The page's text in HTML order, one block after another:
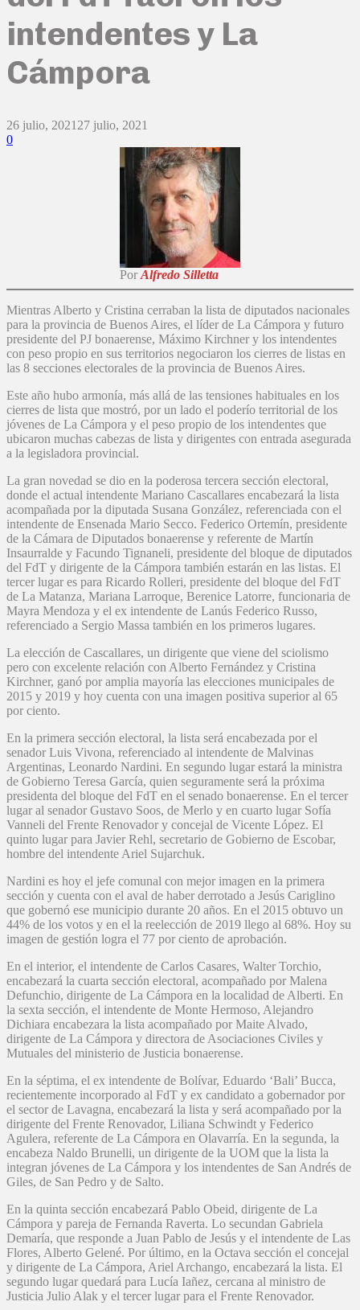
intendentes y La
Cámpora
26 julio, 2021 27 julio, 2021
0
Por Alfredo Silletta
Mientras Alberto y Cristina cerraban la lista de diputados nacionales
para la provincia de Buenos Aires, el líder de La Cámpora y futuro
presidente del PJ bonaerense, Máximo Kirchner y los intendentes
con peso propio en sus territorios negociaron los cierres de listas en
las 8 secciones electorales de la provincia de Buenos Aires.
Este año hubo armonía, más allá de las tensiones habituales en los
cierres de lista que mostró, por un lado el poderío territorial de los
jóvenes de La Cámpora y el peso propio de los intendentes que
ubicaron muchas cabezas de lista y dirigentes con entrada asegurada
a la legisladora provincial.
La gran novedad se dio en la poderosa tercera sección electoral,
donde el actual intendente Mariano Cascallares encabezará la lista
acompañada por la diputada Susana González, referenciada con el
intendente de Ensenada Mario Secco. Federico Ortemín, presidente
de la Cámara de Diputados bonaerense y referente de Martín
Insaurralde y Facundo Tignaneli, presidente del bloque de diputados
del FdT y dirigente de la Cámpora también estarán en las listas. El
tercer lugar es para Ricardo Rolleri, presidente del bloque del FdT
de La Matanza, Mariana Larroque, Berenice Latorre, funcionaria de
Mayra Mendoza y el ex intendente de Lanús Federico Russo,
referenciado a Sergio Massa también en los primeros lugares.
La elección de Cascallares, un dirigente que viene del sciolismo
pero con excelente relación con Alberto Fernández y Cristina
Kirchner, ganó por amplia mayoría las elecciones municipales de
2015 y 2019 y hoy cuenta con una imagen positiva superior al 65
por ciento.
En la primera sección electoral, la lista será encabezada por el
senador Luis Vivona, referenciado al intendente de Malvinas
Argentinas, Leonardo Nardini. En segundo lugar estará la ministra
de Gobierno Teresa García, quien seguramente será la próxima
presidenta del bloque del FdT en el senado bonaerense. En el tercer
lugar al senador Gustavo Soos, de Merlo y en cuarto lugar Sofía
Vanneli del Frente Renovador y concejal de Vicente López. El
quinto lugar para Javier Rehl, secretario de Gobierno de Escobar,
hombre del intendente Ariel Sujarchuk.
Nardini es hoy el jefe comunal con mejor imagen en la primera
sección y cuenta con el aval de haber derrotado a Jesús Cariglino
que gobernó ese municipio durante 20 años. En el 2015 obtuvo un
44% de los votos y en el la reelección de 2019 llego al 68%. Hoy su
imagen de gestión logra el 77 por ciento de aprobación.
En el interior, el intendente de Carlos Casares, Walter Torchio,
encabezará la cuarta sección electoral, acompañado por Malena
Defunchio, dirigente de La Cámpora en la localidad de Alberti. En
la sexta sección, el intendente de Monte Hermoso, Alejandro
Dichiara encabezara la lista acompañado por Maite Alvado,
dirigente de La Cámpora y directora de Asociaciones Civiles y
Mutuales del ministerio de Justicia bonaerense.
En la séptima, el ex intendente de Bolívar, Eduardo ‘Bali’ Bucca,
recientemente incorporado al FdT y ex candidato a gobernador por
el sector de Lavagna, encabezará la lista y será acompañado por la
dirigente del Frente Renovador, Liliana Schwindt y Federico
Agulera, referente de La Cámpora en Olavarría. En la segunda, la
encabeza Naldo Brunelli, un dirigente de la UOM que la lista la
integran jóvenes de La Cámpora y los intendentes de San Andrés de
Giles, de San Pedro y de Salto.
En la quinta sección encabezará Pablo Obeid, dirigente de La
Cámpora y pareja de Fernanda Raverta. Lo secundan Gabriela
Demaría, que responde a Juan Pablo de Jesús y el intendente de Las
Flores, Alberto Gelené. Por último, en la Octava sección el concejal
y dirigente de La Cámpora, Ariel Archango, encabezará la lista. El
segundo lugar quedará para Lucía Iañez, cercana al ministro de
Justicia Julio Alak y el tercer lugar para el Frente Renovador.